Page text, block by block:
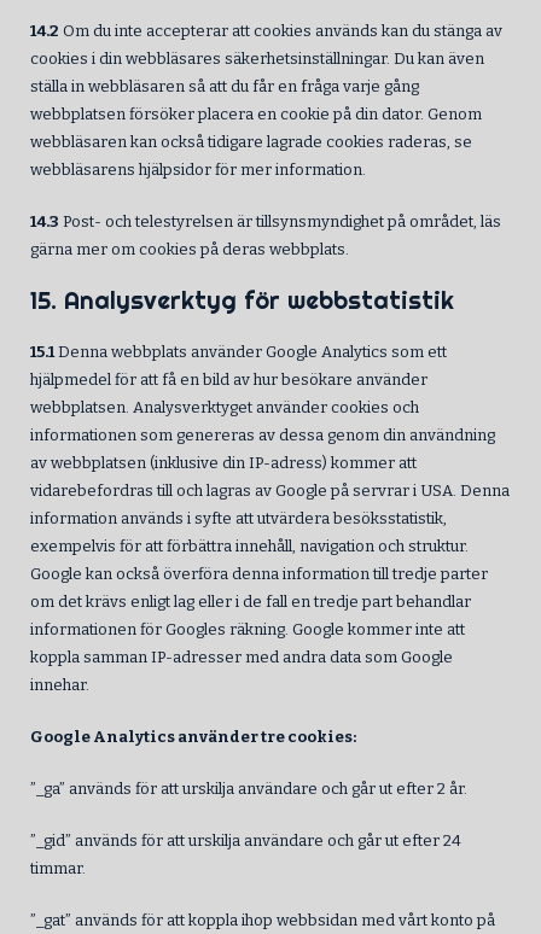
14.2 Om du inte accepterar att cookies används kan du stänga av
cookies i din webbläsares säkerhetsinställningar. Du kan även
ställa in webbläsaren så att du får en fråga varje gång
webbplatsen försöker placera en cookie på din dator. Genom
webbläsaren kan också tidigare lagrade cookies raderas, se
webbläsarens hjälpsidor för mer information.
14.3 Post- och telestyrelsen är tillsynsmyndighet på området, läs
gärna mer om cookies på deras webbplats.
15. Analysverktyg för webbstatistik
15.1Denna webbplats använder Google Analytics som ett
hjälpmedel för att få en bild av hur besökare använder
webbplatsen. Analysverktyget använder cookies och
informationen som genereras av dessa genom din användning
av webbplatsen (inklusive din IP-adress) kommer att
vidarebefordras till och lagras av Google på servrar i USA. Denna
information används i syfte att utvärdera besöksstatistik,
exempelvis för att förbättra innehåll, navigation och struktur.
Google kan också överföra denna information till tredje parter
om det krävs enligt lag eller i de fall en tredje part behandlar
informationen för Googles räkning. Google kommer inte att
koppla samman IP-adresser med andra data som Google
innehar.
Google Analytics använder tre cookies:
”_ga” används för att urskilja användare och går ut efter 2 år.
”_gid” används för att urskilja användare och går ut efter 24
timmar.
”_gat” används för att koppla ihop webbsidan med vårt konto på